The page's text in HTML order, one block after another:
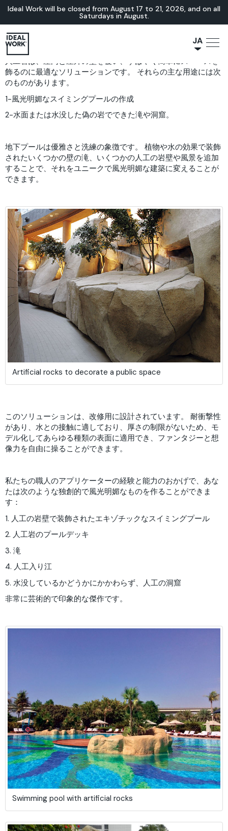
Ideal Work will be closed from August 17 to 21, 2026, and on all
Saturdays in August.
JA
IT
人工岩は、屋内と屋外の壁を覆い、すばやく簡単にスペースを
飾るのに最適なソリューションです。 それらの主な用途には次
のものがあります。
1-風光明媚なスイミングプールの作成
2-水面または水没した偽の岩でできた滝や洞窟。
地下プールは優雅さと洗練の象徴です。 植物や水の効果で装飾
されたいくつかの壁の滝、いくつかの人工の岩壁や風景を追加
することで、それをユニークで風光明媚な建築に変えることが
できます。
Artificial rocks to decorate a public space
このソリューションは、改修用に設計されています。 耐衝撃性
があり、水との接触に適しており、厚さの制限がないため、モ
デル化してあらゆる種類の表面に適用でき、ファンタジーと想
像力を自由に操ることができます。
私たちの職人のアプリケーターの経験と能力のおかげで、あな
たは次のような独創的で風光明媚なものを作ることができま
す：
1. 人工の岩壁で装飾されたエキゾチックなスイミングプール
2. 人工岩のプールデッキ
3. 滝
4. 人工入り江
5. 水没しているかどうかにかかわらず、人工の洞窟
非常に芸術的で印象的な傑作です。
Swimming pool with artificial rocks